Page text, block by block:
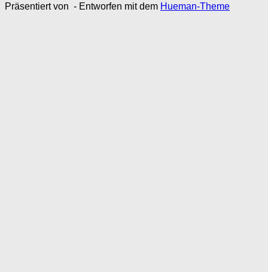
Präsentiert von - Entworfen mit dem Hueman-Theme